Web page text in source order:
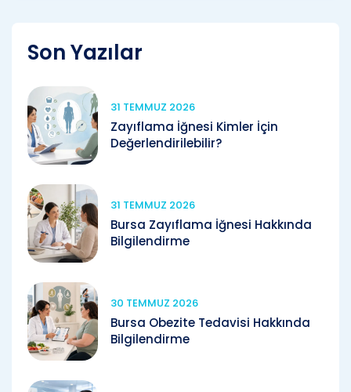
Son Yazılar
31 TEMMUZ 2026
Zayıflama İğnesi Kimler İçin
Değerlendirilebilir?
31 TEMMUZ 2026
Bursa Zayıflama İğnesi Hakkında
Bilgilendirme
30 TEMMUZ 2026
Bursa Obezite Tedavisi Hakkında
Bilgilendirme